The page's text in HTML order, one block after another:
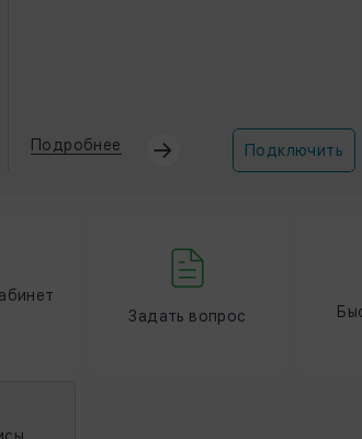
Подробнее Подключить
Задать вопрос